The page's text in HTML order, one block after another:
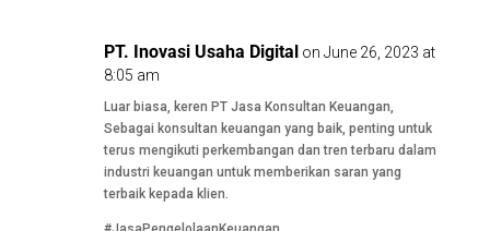
PT. Inovasi Usaha Digital on June 26, 2023 at
8:05 am
Luar biasa, keren PT Jasa Konsultan Keuangan,
Sebagai konsultan keuangan yang baik, penting untuk
terus mengikuti perkembangan dan tren terbaru dalam
industri keuangan untuk memberikan saran yang
terbaik kepada klien.